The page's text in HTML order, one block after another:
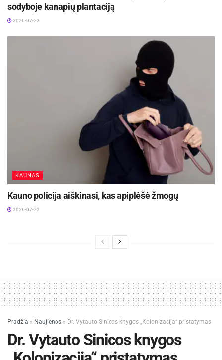
sodyboje kanapių plantaciją
2026-07-23
KAUNAS
Kauno policija aiškinasi, kas apiplėšė žmogų
2026-07-22
Pradžia » Naujienos » Dr. Vytauto Sinicos knygos „Kolonizacija“ pristatymas
Dr. Vytauto Sinicos knygos